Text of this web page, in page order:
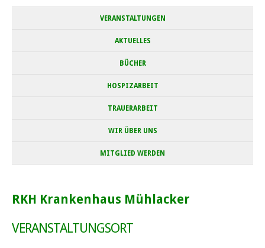
VERANSTALTUNGEN
AKTUELLES
BÜCHER
HOSPIZARBEIT
TRAUERARBEIT
WIR ÜBER UNS
MITGLIED WERDEN
RKH Krankenhaus Mühlacker
VERANSTALTUNGSORT